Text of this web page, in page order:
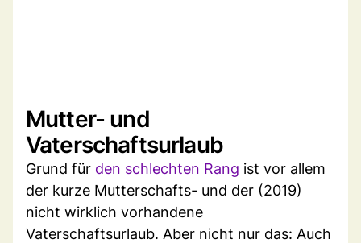
Mutter- und
Vaterschaftsurlaub
Grund für den schlechten Rang ist vor allem
der kurze Mutterschafts- und der (2019)
nicht wirklich vorhandene
Vaterschaftsurlaub. Aber nicht nur das: Auch